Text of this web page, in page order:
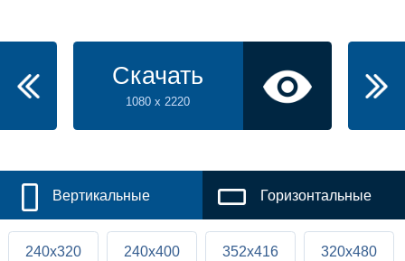
Скачать
1080 x 2220
Вертикальные Горизонтальные
240x320 240x400 352x416 320x480